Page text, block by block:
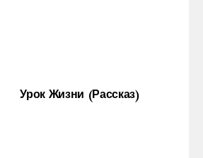
Урок Жизни (рассказ)